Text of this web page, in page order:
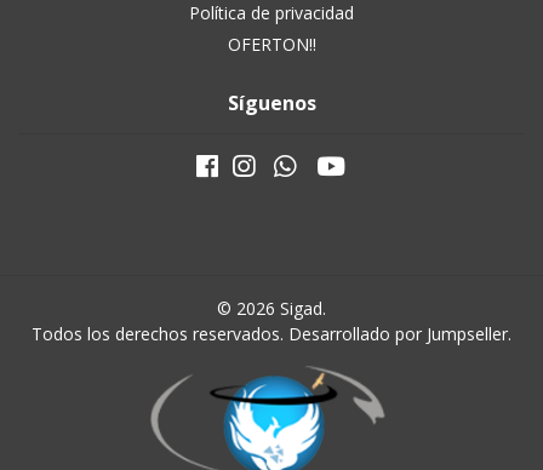
Política de privacidad
OFERTON!!
Síguenos
© 2026 Sigad.
Todos los derechos reservados. Desarrollado por Jumpseller.